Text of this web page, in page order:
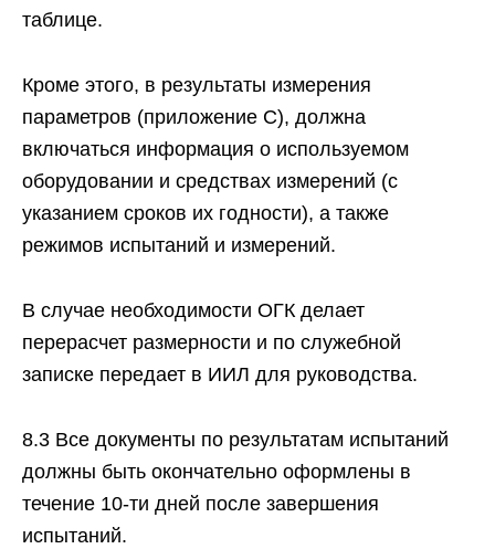
таблице.
Кроме этого, в результаты измерения
параметров (приложение С), должна
включаться информация о используемом
оборудовании и средствах измерений (с
указанием сроков их годности), а также
режимов испытаний и измерений.
В случае необходимости ОГК делает
перерасчет размерности и по служебной
записке передает в ИИЛ для руководства.
8.3 Все документы по результатам испытаний
должны быть окончательно оформлены в
течение 10-ти дней после завершения
испытаний.